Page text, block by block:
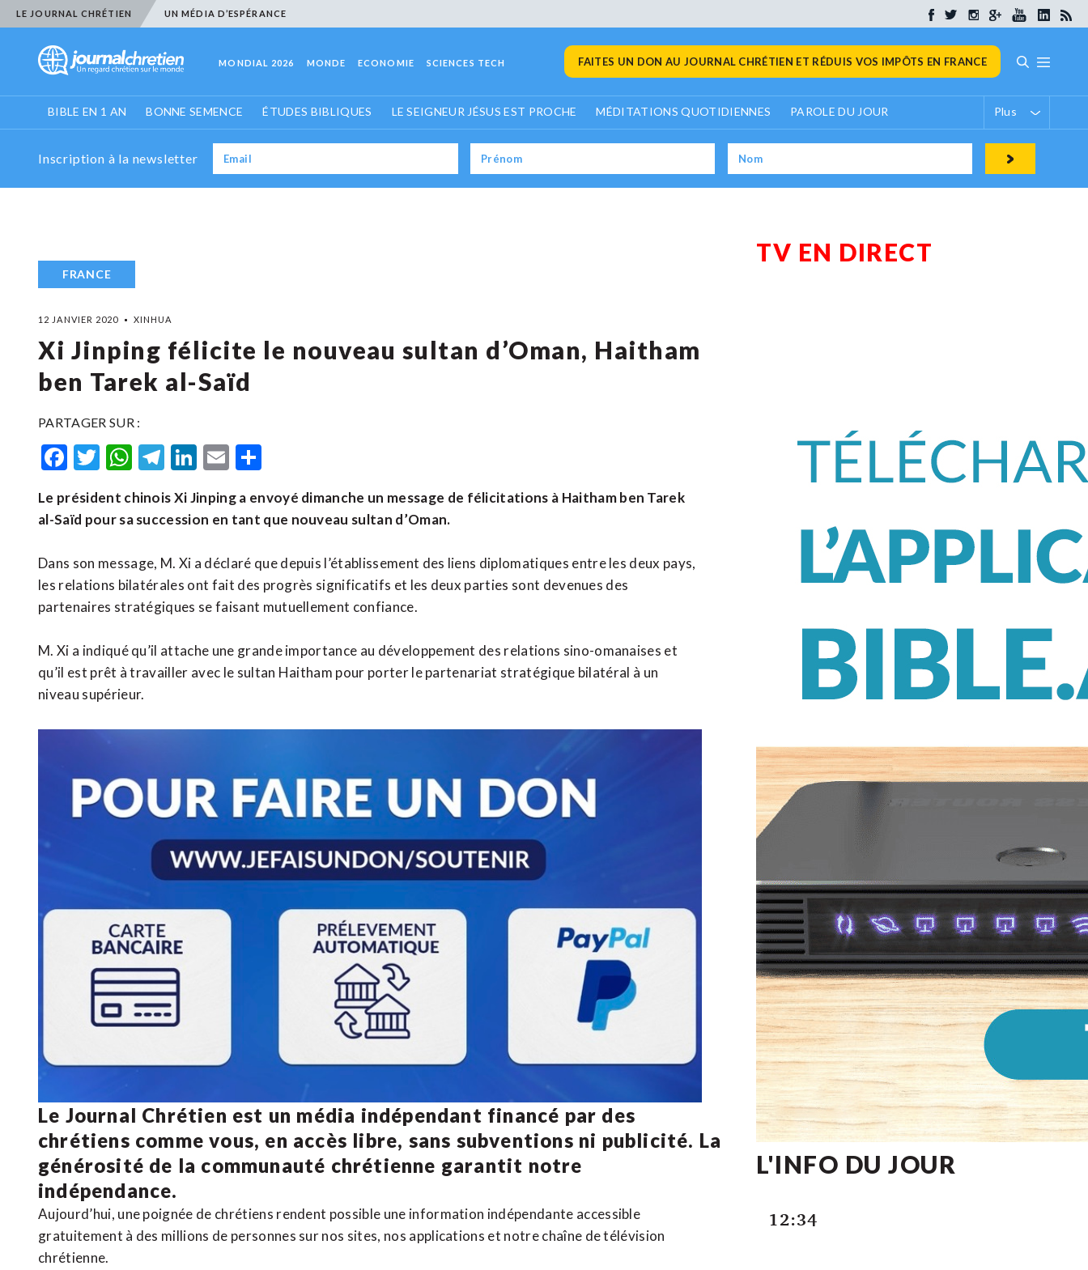
LE JOURNAL CHRÉTIEN UN MÉDIA D’ESPÉRANCE
MONDIAL 2026 MONDE ECONOMIE SCIENCES TECH FAITES UN DON AU JOURNAL CHRÉTIEN ET RÉDUIS VOS IMPÔTS EN FRANCE
BIBLE EN 1 AN BONNE SEMENCE ÉTUDES BIBLIQUES LE SEIGNEUR JÉSUS EST PROCHE MÉDITATIONS QUOTIDIENNES PAROLE DU JOUR Plus
Inscription à la newsletter
FRANCE
12 JANVIER 2020 XINHUA
Xi Jinping félicite le nouveau sultan d’Oman, Haitham
ben Tarek al-Saïd
PARTAGER SUR :
Facebook
Twitter
WhatsApp
Telegram
LinkedIn
Email
Le président chinois Xi Jinping a envoyé dimanche un message de félicitations à Haitham ben Tarek
al-Saïd pour sa succession en tant que nouveau sultan d’Oman.
Dans son message, M. Xi a déclaré que depuis l’établissement des liens diplomatiques entre les deux pays,
les relations bilatérales ont fait des progrès significatifs et les deux parties sont devenues des
partenaires stratégiques se faisant mutuellement confiance.
M. Xi a indiqué qu’il attache une grande importance au développement des relations sino-omanaises et
qu’il est prêt à travailler avec le sultan Haitham pour porter le partenariat stratégique bilatéral à un
niveau supérieur.
Le Journal Chrétien est un média indépendant financé par des
chrétiens comme vous, en accès libre, sans subventions ni publicité. La
générosité de la communauté chrétienne garantit notre
indépendance.
Aujourd’hui, une poignée de chrétiens rendent possible une information indépendante accessible
gratuitement à des millions de personnes sur nos sites, nos applications et notrechaîne de télévision
chrétienne.
TV EN DIRECT
L'INFO DU JOUR
12:34